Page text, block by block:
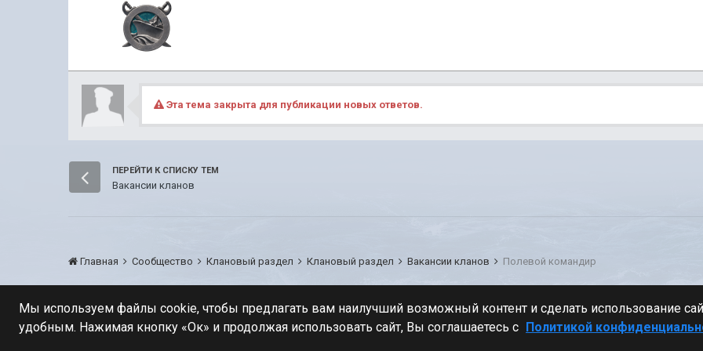
Эта тема закрыта для публикации новых ответов.
ПЕРЕЙТИ К СПИСКУ ТЕМ
Вакансии кланов
Главная Сообщество Клановый раздел Клановый раздел Вакансии кланов Полевой командир
Мы используем файлы cookie, чтобы предлагать вам наилучший возможный контент и сделать использование
удобным. Нажимая кнопку «Ок» и продолжая использовать сайт, Вы соглашаетесь с Политикой